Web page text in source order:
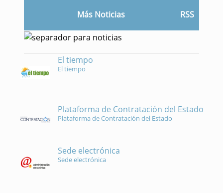
Más Noticias RSS
El tiempo
El tiempo
Plataforma de Contratación del Estado
Plataforma de Contratación del Estado
Sede electrónica
Sede electrónica